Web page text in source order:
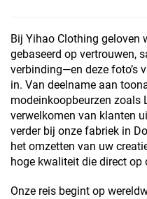
Bij Yihao Clothing geloven
gebaseerd op vertrouwen,
verbinding—en deze foto’s
in. Van deelname aan
modeinkoopbeurzen zoals
verwelkomen van klanten
verder bij onze fabriek in
het omzetten van uw
hoge kwaliteit die direct op
Onze reis begint op